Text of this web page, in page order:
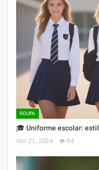
ROUPA
🎓 Uniforme escolar:
Abr 21, 2024 84